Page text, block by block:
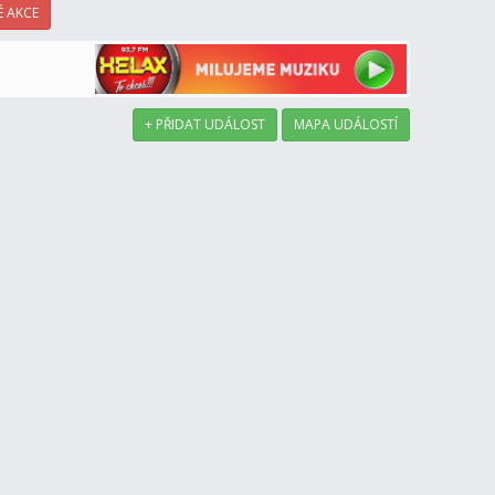
AKCE
+ PŘIDAT UDÁLOST MAPA UDÁLOSTÍ